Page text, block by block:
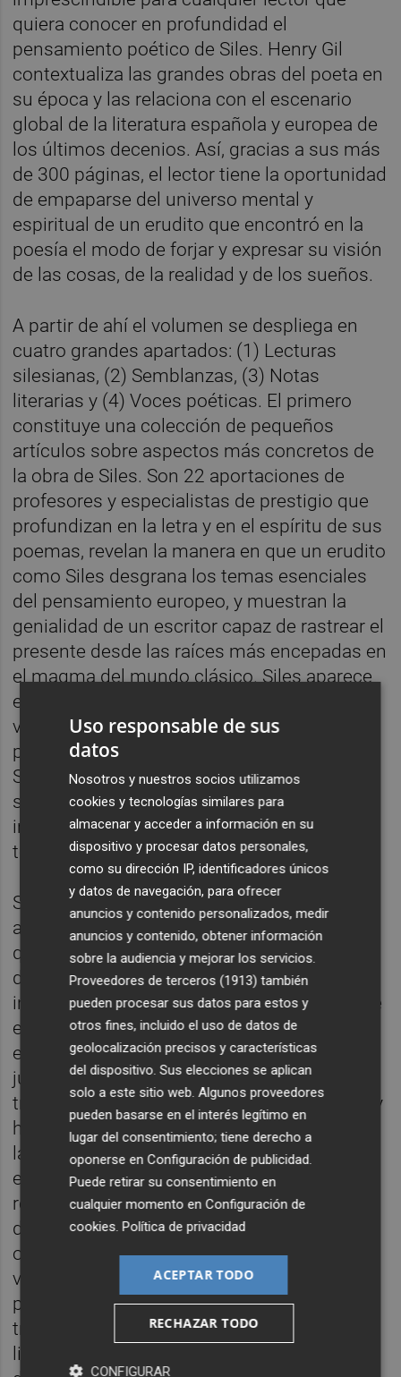
quiera conocer en profundidad el
pensamiento poético de Siles. Henry Gil
contextualiza las grandes obras del poeta en
su época y las relaciona con el escenario
global de la literatura española y europea de
los últimos decenios. Así, gracias a sus más
de 300 páginas, el lector tiene la oportunidad
de empaparse del universo mental y
espiritual de un erudito que encontró en la
poesía el modo de forjar y expresar su visión
de las cosas, de la realidad y de los sueños.
A partir de ahí el volumen se despliega en
cuatro grandes apartados: (1) Lecturas
silesianas, (2) Semblanzas, (3) Notas
literarias y (4) Voces poéticas. El primero
constituye una colección de pequeños
artículos sobre aspectos más concretos de
la obra de Siles. Son 22 aportaciones de
profesores y especialistas de prestigio que
profundizan en la letra y en el espíritu de sus
poemas, revelan la manera en que un erudito
como Siles desgrana los temas esenciales
del pensamiento europeo, y muestran la
genialidad de un escritor capaz de rastrear el
presente desde las raíces más encepadas en
el magma del mundo clásico. Siles aparece
en esos trabajos en diálogo constante y
valiente con las fuentes mismas del
pensamiento y la literatura europeos. Un
Siles que se va acercando a lo literario no
solo desde la poesía, sino desde la literatura
infantil, el artículo periodístico o la crítica
teatral.
Sigue Semblanzas, un conjunto de 20 breves
aportaciones firmadas por amigos del poeta
que contribuyen a situarlo en la materialidad
de la vida. Sus palabras hacen tangible al
intelectual, permiten que su pensamiento se
encarne en sentimientos, anécdotas y
experiencias. Este apartado es el que mejor
justifica el título completo de la obra porque,
tras leerlo, se descubre al hombre de carne y
hueso que vive para la literatura, pero desde
las coordenadas de aquel que tiene los pies
en la tierra y que sabe compartir, regalar,
recibir, soñar, temer, resolver. También son
de amigos los nombres que pueblan las
otras dos partes del libro. EnNotas literarias
vemos asomarse voces de investigadores,
profesores y poetas que rinden homenaje a
través de una investigación sobre aspectos
literarios diversos que no afectan a la obra
Uso responsable de sus
datos
Nosotros y nuestros socios utilizamos
cookies y tecnologías similares para
almacenar y acceder a información en su
dispositivo y procesar datos personales,
como su dirección IP, identificadores únicos
y datos de navegación, para ofrecer
anuncios y contenido personalizados, medir
anuncios y contenido, obtener información
sobre la audiencia y mejorar los servicios.
Proveedores de terceros (1913) también
pueden procesar sus datos para estos y
otros fines, incluido el uso de datos de
geolocalización precisos y características
del dispositivo. Sus elecciones se aplican
solo a este sitio web. Algunos proveedores
pueden basarse en el interés legítimo en
lugar del consentimiento; tiene derecho a
oponerse enConfiguración de publicidad.
Puede retirar su consentimiento en
cualquier momento enConfiguración de
cookies.Política de privacidad
ACEPTAR TODO
RECHAZAR TODO
CONFIGURAR